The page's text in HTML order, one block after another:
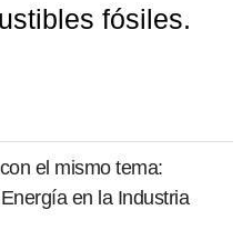
fósiles.
el mismo tema:
en la Industria